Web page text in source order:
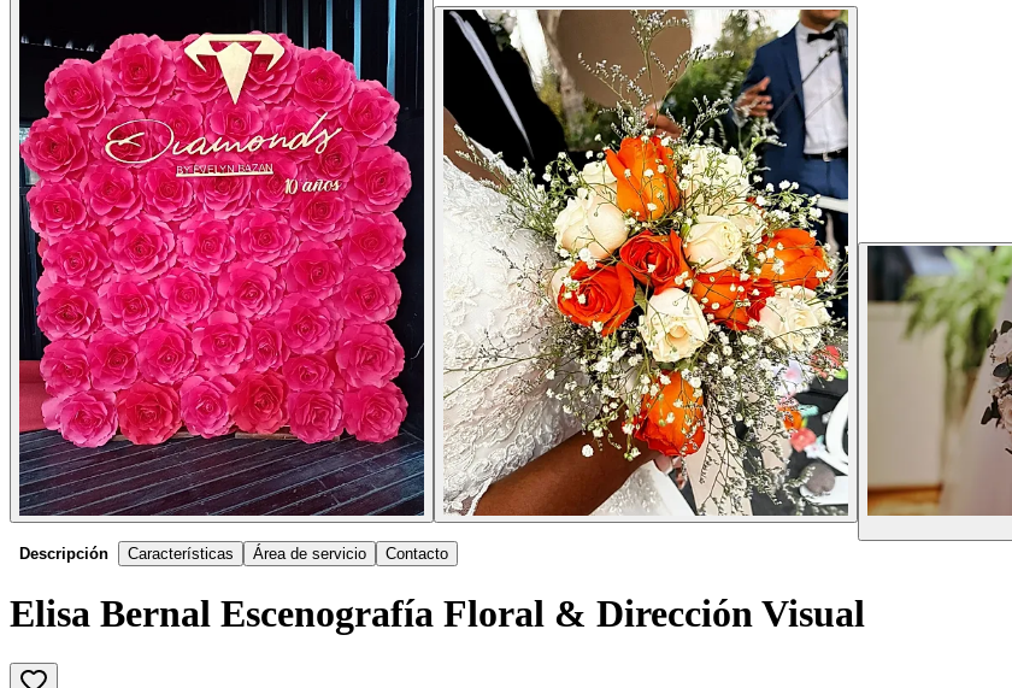
Descripción
Características Área de servicio Contacto
Elisa Bernal Escenografía Floral & Dirección Visual